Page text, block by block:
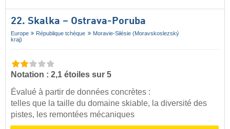
22. Skalka – Ostrava-Poruba
Europe République tchèque
Moravie-Silésie (Moravskoslezský
kraj)
Notation : 2,1 étoiles sur 5
Évalué à partir de données concrètes :
telles que la taille du domaine skiable, la diversité des
pistes, les remontées mécaniques